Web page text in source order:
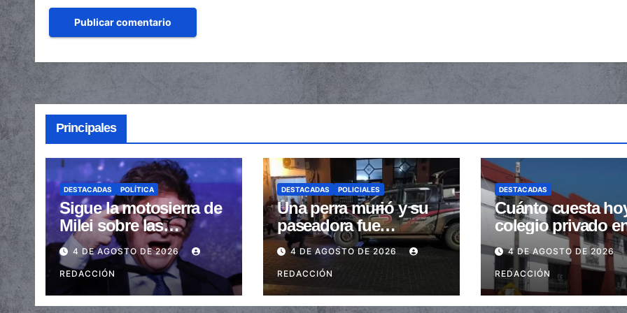
Principales
DESTACADAS POLÍTICA
Sigue la motosierra de
Milei sobre las
provincias: nueva
caída de las
transferencias no
automáticas
4 DE AGOSTO DE 2026
REDACCIÓN
DESTACADAS POLICIALES
Una perra murió y su
paseadora fue
arrastrada tras ser
embestidas en la
senda peatonal
4 DE AGOSTO DE 2026
REDACCIÓN
DESTACADAS
Cuánto cuesta
colegio privado
Salta: Las cuotas
de $110.000 a
$600.000
4 DE AGOSTO DE 2026
REDACCIÓN